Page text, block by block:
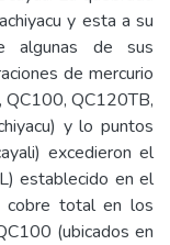
y esta a su
algunas de sus
de mercurio
QC120TB,
y lo puntos
excedieron el
establecido en el
cobre total en los
(ubicados en